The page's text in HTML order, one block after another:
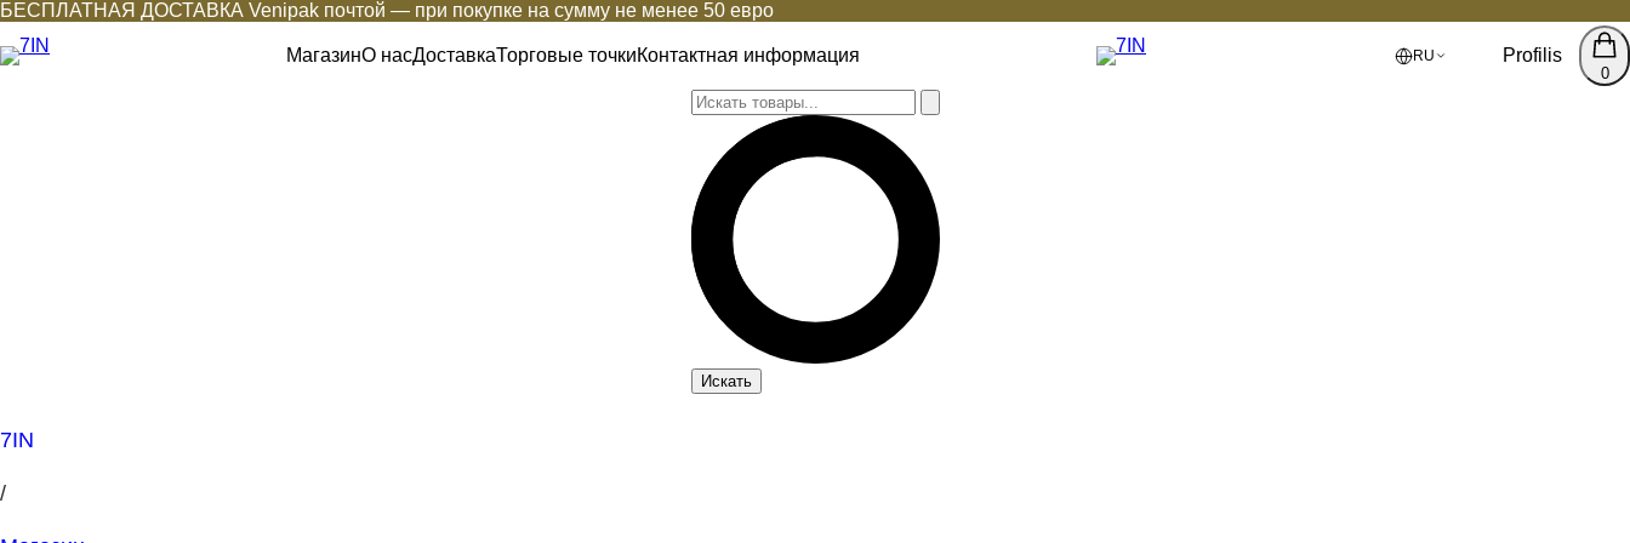
БЕСПЛАТНАЯ ДОСТАВКА Venipak почтой — при покупке на сумму не менее 50 евро
МагазинО насДоставкаТорговые точкиКонтактная информация RU Profilis
0
Искать
7IN
/